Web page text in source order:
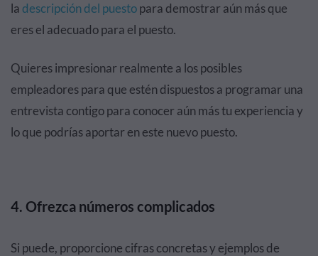
ladescripción del puestopara demostrar aún más que
eres el adecuado para el puesto.
Quieres impresionar realmente a los posibles
empleadores para que estén dispuestos a programar una
entrevista contigo para conocer aún más tu experiencia y
lo que podrías aportar en este nuevo puesto.
4. Ofrezca números complicados
Si puede, proporcione cifras concretas y ejemplos de